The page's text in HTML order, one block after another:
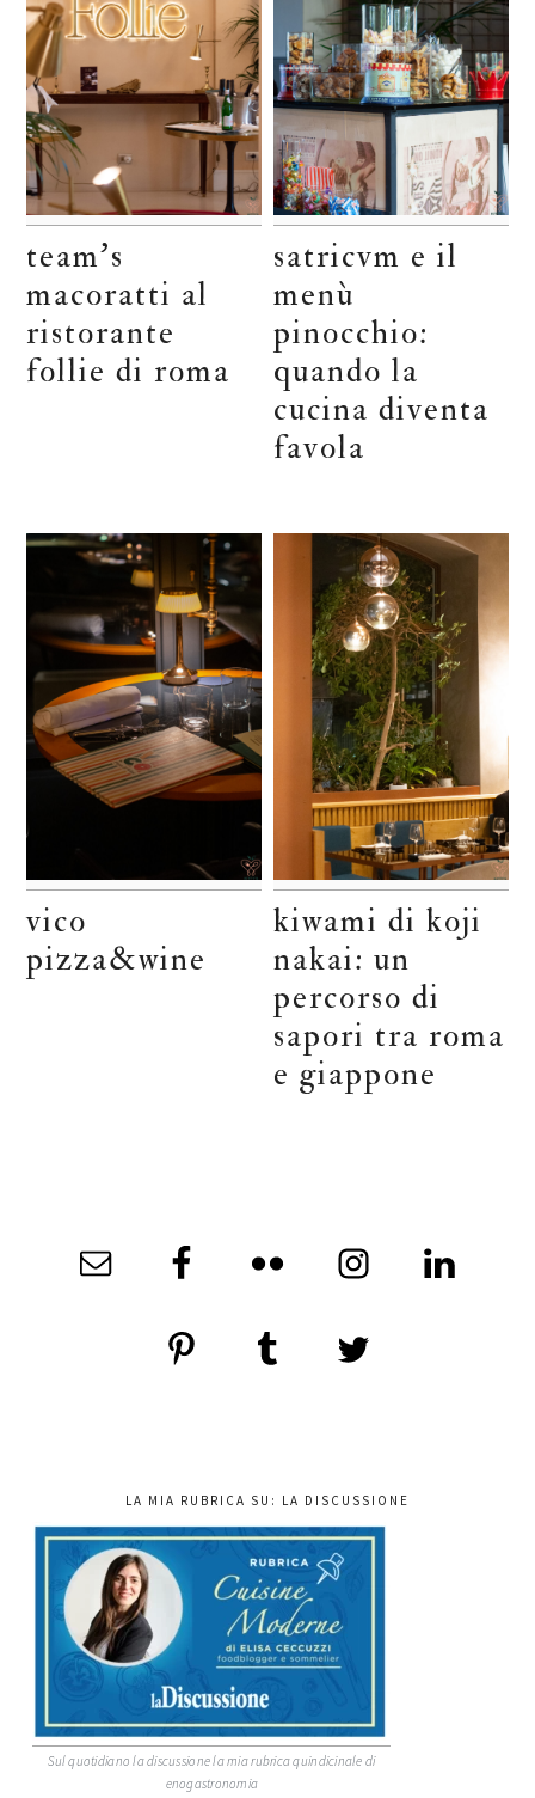
team’s
macoratti al
ristorante
follie di roma
satricvm e il
menù
pinocchio:
quando la
cucina diventa
favola
vico
pizza&wine
kiwami di koji
nakai: un
percorso di
sapori tra roma
e giappone
LA MIA RUBRICA SU: LA DISCUSSIONE
Sul quotidiano la discussione la mia rubrica quindicinale di
enogastronomia